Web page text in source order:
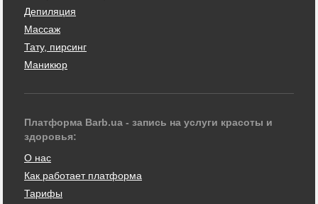
Депиляция
Массаж
Тату, пирсинг
Маникюр
Платформа Barb.ua - запись на услуги красоты и
здоровья:
О нас
Как работает платформа
Тарифы